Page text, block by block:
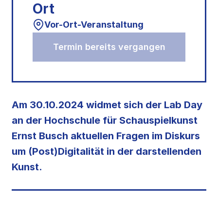
Termin bereits vergangen
Ort
Vor-Ort-Veranstaltung
Am 30.10.2024 widmet sich der Lab Day
an der Hochschule für Schauspielkunst
Ernst Busch aktuellen Fragen im Diskurs
um (Post)Digitalität in der darstellenden
Kunst.